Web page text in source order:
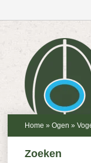
Home » Ogen »
Zoeken